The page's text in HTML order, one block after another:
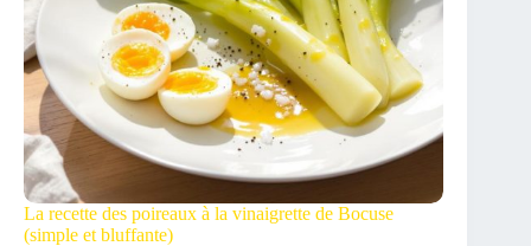
La recette des poireaux à la vinaigrette de Bocuse
(simple et bluffante)